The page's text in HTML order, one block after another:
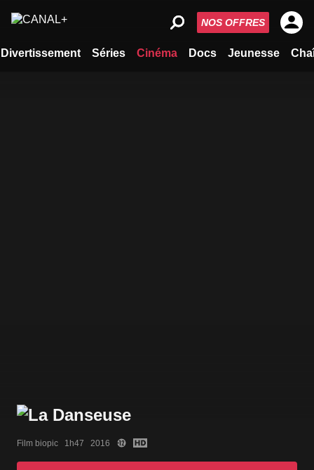
Divertissement Séries Cinéma Docs Jeunesse
NOS OFFRES
Film biopic   1h47   2016